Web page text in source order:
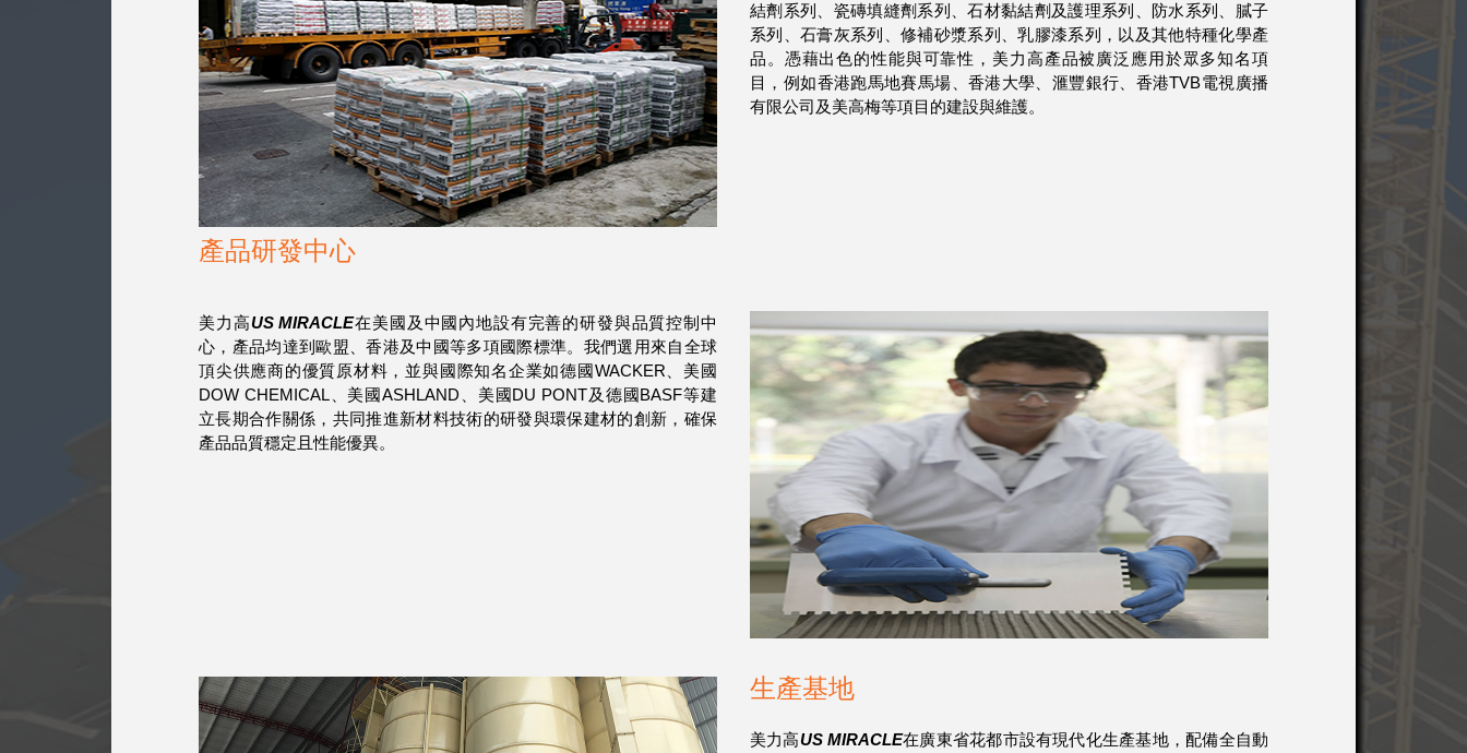
結劑系列、瓷磚填縫劑系列、石材黏結劑及護理系列、防水系列、膩子
系列、石膏灰系列、修補砂漿系列、乳膠漆系列，以及其他特種化學產
品。憑藉出色的性能與可靠性，美力高產品被廣泛應用於眾多知名項
目，例如香港跑馬地賽馬場、香港大學、滙豐銀行、香港TVB電視廣播
有限公司及美高梅等項目的建設與維護。
產品研發中心
美力高US MIRACLE在美國及中國內地設有完善的研發與品質控制中
心，產品均達到歐盟、香港及中國等多項國際標準。我們選用來自全球
頂尖供應商的優質原材料，並與國際知名企業如德國WACKER、美國
DOW CHEMICAL、美國ASHLAND、美國DU PONT及德國BASF等建
立長期合作關係，共同推進新材料技術的研發與環保建材的創新，確保
產品品質穩定且性能優異。
生產基地
美力高US MIRACLE在廣東省花都市設有現代化生產基地，配備全自動